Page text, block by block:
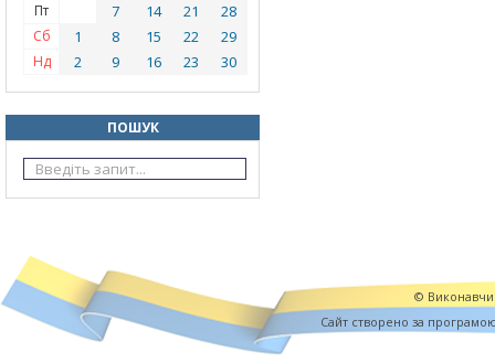
Пт 7 14 21 28
Сб 1 8 15 22 29
Нд 2 9 16 23 30
ПОШУК
©
Cайт створено за